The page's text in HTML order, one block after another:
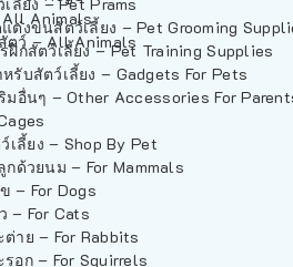
ต่งขนสัตว์เลี้ยง – Pet Grooming
ฝึกสัตว์เลี้ยง – Pet Training Supplies
รับสัตว์เลี้ยง – Gadgets For Pets
มอื่นๆ – Other Accessories For
ลี้ยง – Shop By Pet
กด้วยนม – For Mammals
– For Dogs
– For Cats
าย – For Rabbits
อก – For Squirrels
Animals
ตว์ – All Animals